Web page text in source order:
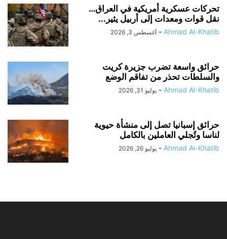
تحركات عسكرية أمريكية في العراق…
نقل قوات ومعدات إلى أربيل يثير...
Ahmad Al-Khatib
- أغسطس 3, 2026
حرائق واسعة تضرب جزيرة كريت
والسلطات تحذر من تفاقم الوضع
Ahmad Al-Khatib
- يوليو 31, 2026
حرائق إسبانيا تصل إلى منشأة حيوية
لناسا وتُجلي العاملين بالكامل
Ahmad Al-Khatib
- يوليو 26, 2026